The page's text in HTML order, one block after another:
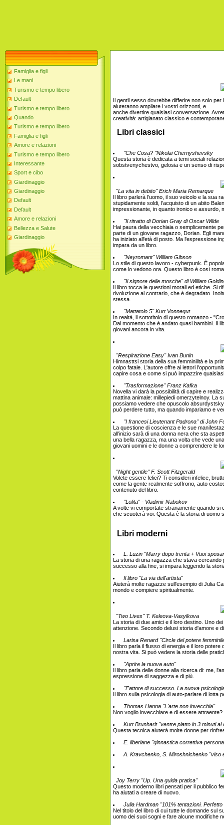
Famiglia e figli
Le mani
Turismo e tempo libero
Default
Turismo e tempo libero
Quando
Turismo e tempo libero
Famiglia e figli
Amore e relazioni
Turismo e tempo libero
Interessante
Sport e cibo
Giardinaggio
Giardinaggio
Default
Default
Amore e relazioni
Bellezza e Salute
Giardinaggio
Il gentil sesso dovrebbe differire non solo
aiuteranno ampliare i vostri orizzonti, e
anche divertire qualsiasi conversazione.
creatività: artigianato classico e
Libri classici
"Che Cosa? "Nikolai Chernyshevsky
Questa storia è dedicata a temi sociali
sobstvenychestvo, gelosia e un senso di
"La vita in debito" Erich Maria Remarque
Il libro parlerà l'uomo, il suo veicolo e la sua
stupidamente soldi, l'acquisto di un abito
impressionante, in quanto ironico e assurdo,
"Il ritratto di Dorian Gray di Oscar Wilde
Hai paura della vecchiaia o semplicemente
parte di un giovane ragazzo, Dorian. Egli
ha iniziato all'età di posto. Ma l'espressione
impara da un libro.
"Neyromant" William Gibson
Lo stile di questo lavoro - cyberpunk. È
come lo vedono ora. Questo libro è così
"Il signore delle mosche" di William
Il libro tocca le questioni morali ed etiche. Si
rivoluzione al contrario, che è degradato.
stessa.
"Mattatoio 5" Kurt Vonnegut
In realtà, il sottotitolo di questo romanzo -
Dal momento che è andato quasi bambini. Il
giovani ancora in vita.
"Respirazione Easy" Ivan Bunin
Himnasttsi storia della sua femminilità e la
colpo fatale. L'autore offre ai lettori
capire cosa e come si può impazzire
"Trasformazione" Franz Kafka
Novella vi darà la possibilità di capire e
mattina animale: millepiedi omerzytelnoy. La
possiamo vedere che opuscolo
può perdere tutto, ma quando impariamo e
"I francesi Lieutenant Padrona" di John
La questione di coscienza e le sue
all'inizio sarà di una donna nera che sta
una bella ragazza, ma una volta che vede
giovani uomini e le donne a comprendere le
"Night gentile" F. Scott Fitzgerald
Volete essere felici? Ti consideri infelice,
come la gente realmente soffrono, auto
contenuto del libro.
"Lolita" - Vladimir Nabokov
A volte vi comportate stranamente quando si
che scuoterà voi. Questa è la storia di uomo
Libri moderni
L. Luzin "Marry dopo trenta + Vuoi
La storia di una ragazza che stava cercando
successo alla fine, si impara leggendo la
Il libro "La via dell'artista"
Aiuterà molte ragazze sull'esempio di Julia
mondo e compiere spiritualmente.
"Two Lives" T. Keleova-Vasylkova
La storia di due amici e il loro destino. Uno
attenzione. Secondo delusi storia d'amore e
Larisa Renard "Circle del potere
Il libro parla il flusso di energia e il loro
nostra vita. Si può vedere la storia delle
"Aprire la nuova auto"
Il libro parla delle donne alla ricerca di: me,
espressione di saggezza e di più.
"Fattore di successo. La nuova
Il libro sulla psicologia di auto-parlare di lotta
Thomas Hanna "L'arte non invecchia"
Non voglio invecchiare e di essere
Kurt Brunharlt "ventre piatto in 3 minuti al
Questa tecnica aiuterà molte donne per
E. liberiane "ginnastica correttiva
A. Kravchenko, S. Miroshnichenko "viso
Joy Terry "Up. Una guida pratica"
Questo moderno libri pensati per il pubblico
ha aiutati a creare di nuovo.
Julia Hardman "101% tentazioni.
Nel titolo del libro di cui tutte le domande sul
uomo dei suoi sogni e fare alcune modifiche